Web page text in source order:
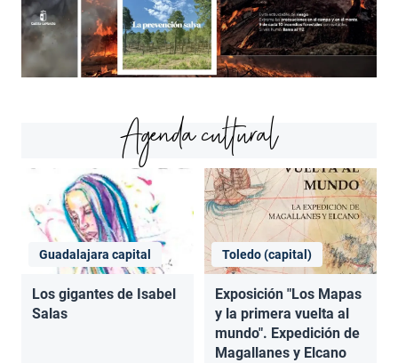
Agenda cultural
Guadalajara capital
Los gigantes de Isabel
Salas
Toledo (capital)
Exposición "Los Mapas
y la primera vuelta al
mundo". Expedición de
Magallanes y Elcano